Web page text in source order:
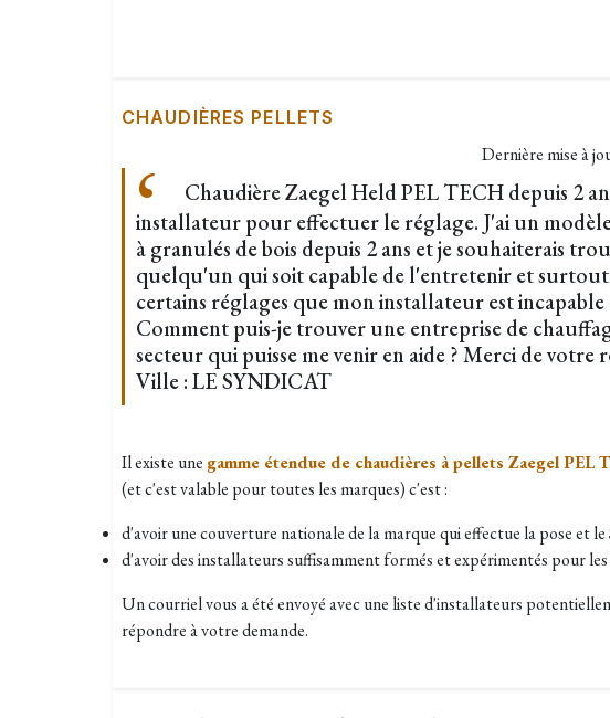
CHAUDIÈRES PELLETS
Dernière mise à
Chaudière Zaegel Held PEL TECH depuis 2
installateur pour effectuer le réglage. J'ai un
à granulés de bois depuis 2 ans et je souhaiterais
quelqu'un qui soit capable de l'entretenir et
certains réglages que mon installateur est incapable
Comment puis-je trouver une entreprise de
secteur qui puisse me venir en aide ? Merci de votre
Ville : LE SYNDICAT
Il existe une gamme étendue de chaudières à pellets Zaegel PEL
(et c'est valable pour toutes les marques) c'est :
d'avoir une couverture nationale de la marque qui effectue la pose et le
d'avoir des installateurs suffisamment formés et expérimentés pour les
Un courriel vous a été envoyé avec une liste d'installateurs
répondre à votre demande.